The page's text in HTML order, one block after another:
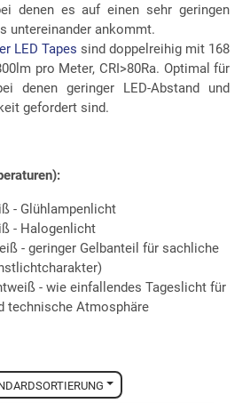
denen es auf einen sehr geringen
untereinander ankommt.
LED Tapes sind doppelreihig mit 168
pro Meter, CRI>80Ra. Optimal für
denen geringer LED-Abstand und
gefordert sind.
- Glühlampenlicht
- Halogenlicht
- geringer Gelbanteil für sachliche
- wie einfallendes Tageslicht für
technische Atmosphäre